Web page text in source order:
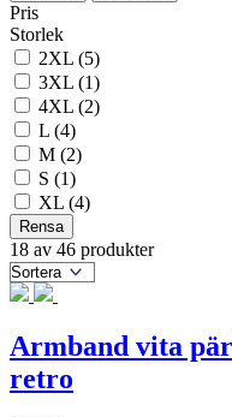
Pris
Storlek
2XL (5)
3XL (1)
4XL (2)
L (4)
M (2)
S (1)
XL (4)
Rensa
18 av 46 produkter
Armband vita
retro